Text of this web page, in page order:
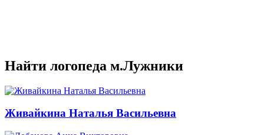
Найти логопеда м.Лужники
Живайкина Наталья Васильевна